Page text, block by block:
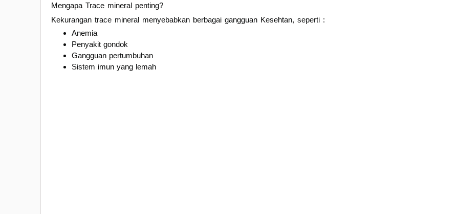
Mengapa Trace mineral penting?
Kekurangan trace mineral menyebabkan berbagai gangguan Kesehtan, seperti :
Anemia
Penyakit gondok
Gangguan pertumbuhan
Sistem imun yang lemah